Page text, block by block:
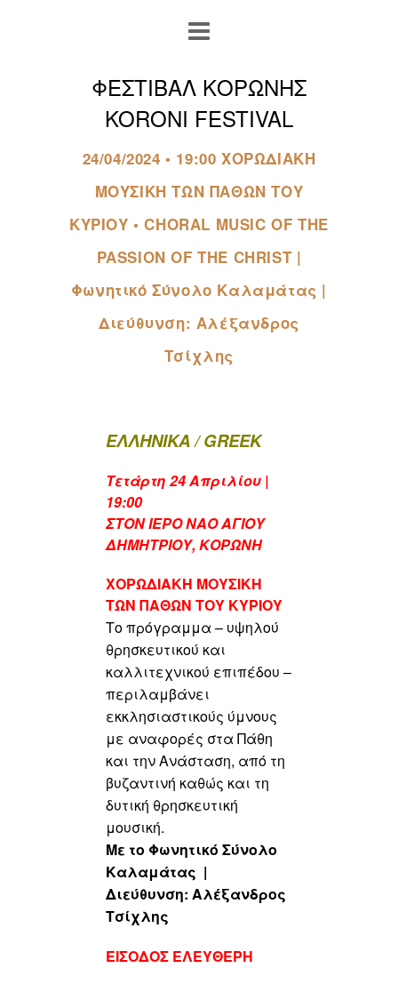
ΦΕΣΤΙΒΑΛ ΚΟΡΩΝΗΣ
KORONI FESTIVAL
24/04/2024 • 19:00 ΧΟΡΩΔΙΑΚΗ
ΜΟΥΣΙΚΗ ΤΩΝ ΠΑΘΩΝ ΤΟΥ
ΚΥΡΙΟΥ • CHORAL MUSIC OF THE
PASSION OF THE CHRIST |
Φωνητικό Σύνολο Καλαμάτας |
Διεύθυνση: Αλέξανδρος
Τσίχλης
ΕΛΛΗΝΙΚΑ / GREEK
Τετάρτη 24 Απριλίου |
19:00
ΣΤΟΝ ΙΕΡΟ ΝΑΟ ΑΓΙΟΥ
ΔΗΜΗΤΡΙΟΥ, ΚΟΡΩΝΗ
ΧΟΡΩΔΙΑΚΗ ΜΟΥΣΙΚΗ
ΤΩΝ ΠΑΘΩΝ ΤΟΥ ΚΥΡΙΟΥ
Το πρόγραμμα – υψηλού
θρησκευτικού και
καλλιτεχνικού επιπέδου –
περιλαμβάνει
εκκλησιαστικούς ύμνους
με αναφορές στα Πάθη
και την Ανάσταση, από τη
βυζαντινή καθώς και τη
δυτική θρησκευτική
μουσική.
Με το Φωνητικό Σύνολο
Καλαμάτας |
Διεύθυνση: Αλέξανδρος
Τσίχλης
ΕΙΣΟΔΟΣ ΕΛΕΥΘΕΡΗ